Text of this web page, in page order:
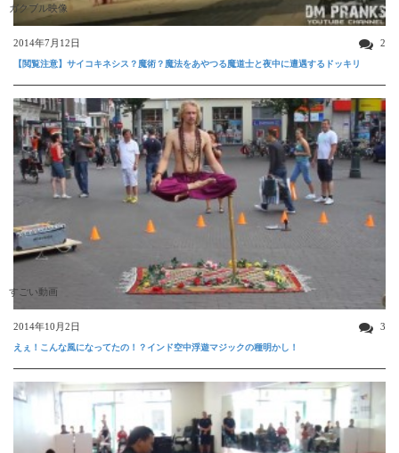
ガクブル映像
2014年7月12日 2
【閲覧注意】サイコキネシス？魔術？魔法をあやつる魔道士と夜中に遭遇するドッキリ
すごい動画
2014年10月2日 3
えぇ！こんな風になってたの！？インド空中浮遊マジックの種明かし！